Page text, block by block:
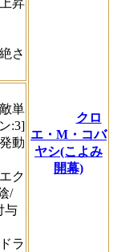
クロ
エ・M・コバ
ヤシ(こよみ
開幕)
さ
単
:3]
動
ク
/
与
ラ